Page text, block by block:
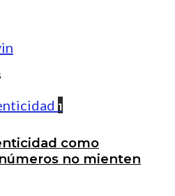
1
como
no mienten